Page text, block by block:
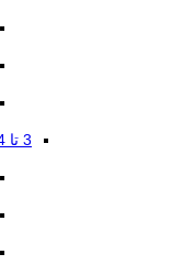
3 تا 4 سالگی